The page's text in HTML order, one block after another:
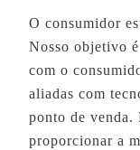
O consumidor
Nosso objetivo
com o
aliadas com
ponto de venda.
proporcionar a